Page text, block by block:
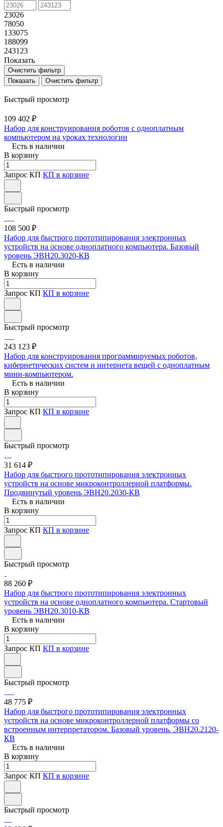
23026
78050
133075
188099
243123
Показать
Очистить фильтр
Очистить фильтр
Быстрый просмотр
109 402 ₽
Набор для конструирования роботов с одноплатным
компьютером на уроках технологии
Есть в наличии
В корзину
Запрос КП КП в корзине
Быстрый просмотр
108 500 ₽
Набор для быстрого прототипирования электронных
устройств на основе одноплатного компьютера. Базовый
уровень ЭВН20.3020-КВ
Есть в наличии
В корзину
Запрос КП КП в корзине
Быстрый просмотр
243 123 ₽
Набор для конструирования программируемых роботов,
кибернетических систем и интернета вещей с одноплатным
мини-компьютером.
Есть в наличии
В корзину
Запрос КП КП в корзине
Быстрый просмотр
31 614 ₽
Набор для быстрого прототипирования электронных
устройств на основе микроконтроллерной платформы.
Продвинутый уровень ЭВН20.2030-КВ
Есть в наличии
В корзину
Запрос КП КП в корзине
Быстрый просмотр
88 260 ₽
Набор для быстрого прототипирования электронных
устройств на основе одноплатного компьютера. Стартовый
уровень ЭВН20.3010-КВ
Есть в наличии
В корзину
Запрос КП КП в корзине
Быстрый просмотр
48 775 ₽
Набор для быстрого прототипирования электронных
устройств на основе микроконтроллерной платформы со
встроенным интерпретатором. Базовый уровень. ЭВН20.2120-
КВ
Есть в наличии
В корзину
Запрос КП КП в корзине
Быстрый просмотр